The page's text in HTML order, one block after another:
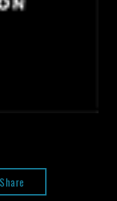
Share